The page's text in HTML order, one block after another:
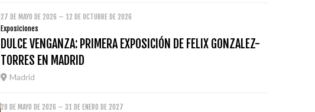
27 DE MAYO DE 2026 – 12 DE OCTUBRE DE 2026
Exposiciones
DULCE VENGANZA: PRIMERA EXPOSICIÓN DE FELIX GONZALEZ-
TORRES EN MADRID
Madrid
28 DE MAYO DE 2026 – 31 DE ENERO DE 2027